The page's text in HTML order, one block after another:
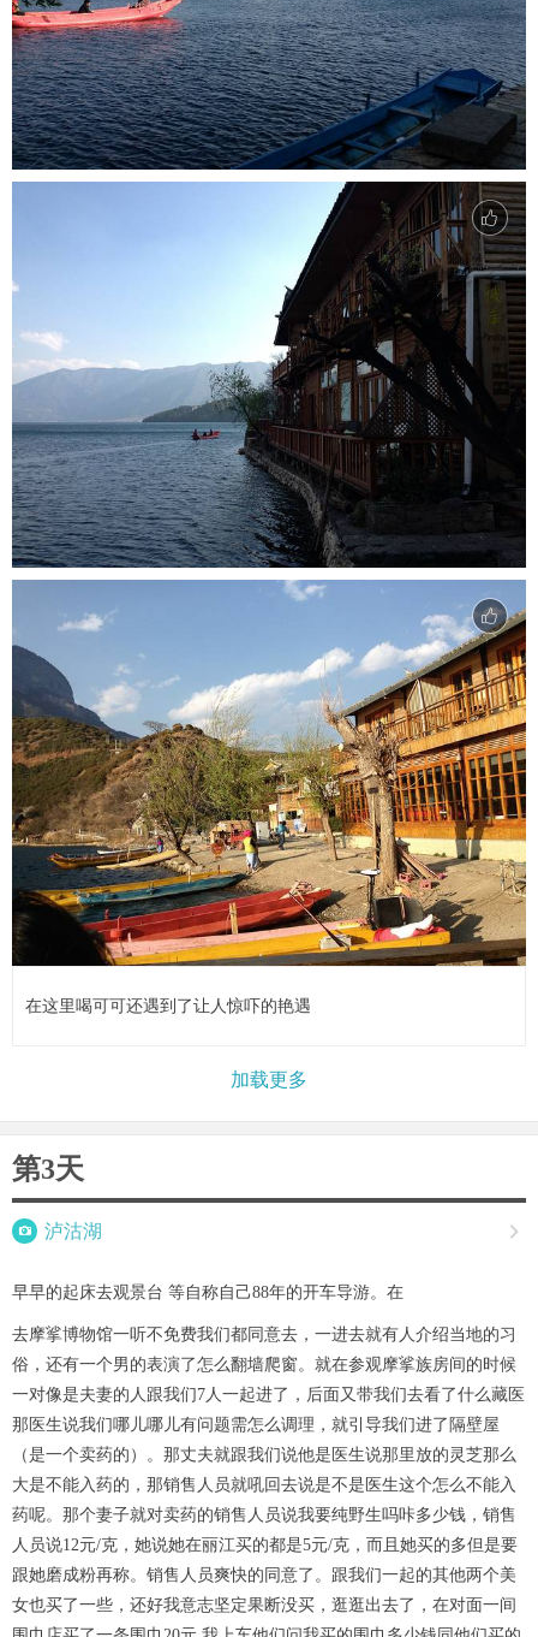
在这里喝可可还遇到了让人惊吓的艳遇
加载更多
第3天
 泸沽湖 
早早的起床去观景台 等自称自己88年的开车导游。在
去摩挲博物馆一听不免费我们都同意去，一进去就有人介绍当地的习
俗，还有一个男的表演了怎么翻墙爬窗。就在参观摩挲族房间的时候
一对像是夫妻的人跟我们7人一起进了，后面又带我们去看了什么藏医
那医生说我们哪儿哪儿有问题需怎么调理，就引导我们进了隔壁屋
（是一个卖药的）。那丈夫就跟我们说他是医生说那里放的灵芝那么
大是不能入药的，那销售人员就吼回去说是不是医生这个怎么不能入
药呢。那个妻子就对卖药的销售人员说我要纯野生吗咔多少钱，销售
人员说12元/克，她说她在丽江买的都是5元/克，而且她买的多但是要
跟她磨成粉再称。销售人员爽快的同意了。跟我们一起的其他两个美
女也买了一些，还好我意志坚定果断没买，逛逛出去了，在对面一间